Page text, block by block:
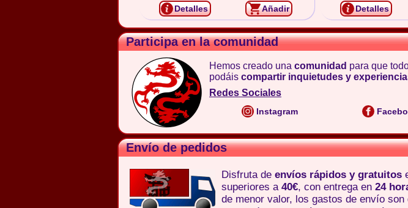
Detalles
Añadir
Detalles
Participa en la comunidad
Hemos creado una comunidad para que
podáis compartir inquietudes y
Redes Sociales
Instagram
Envío de pedidos
Disfruta de envíos rápidos y gratuitos
superiores a 40€, con entrega en 24
de menor valor, los gastos de envío son